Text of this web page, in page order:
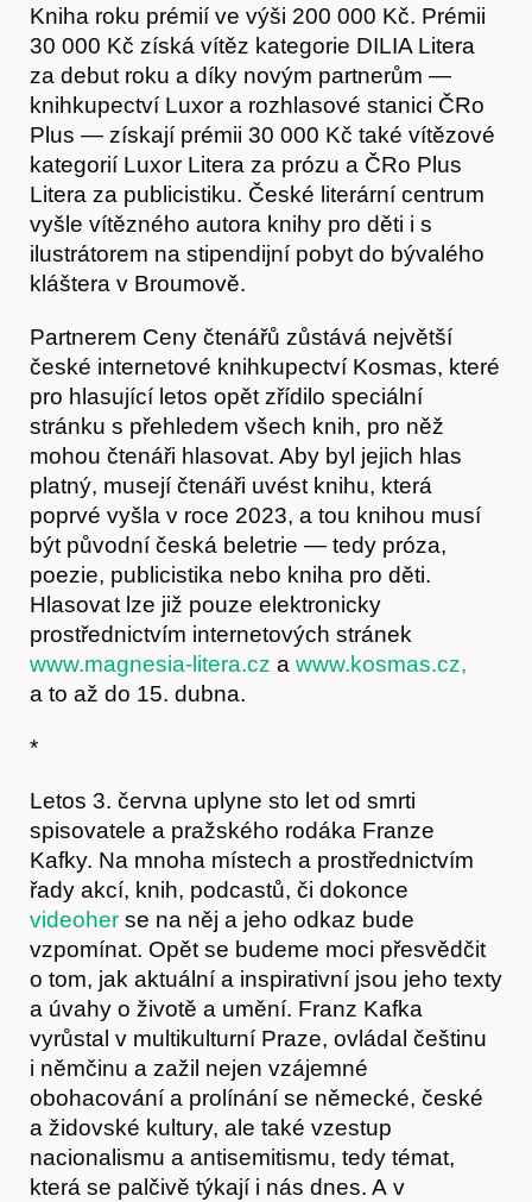
Akce
Kniha roku prémií ve výši 200 000 Kč. Prémii
30 000 Kč získá vítěz kategorie DILIA Litera
za debut roku a díky novým partnerům —
knihkupectví Luxor a rozhlasové stanici ČRo
Plus — získají prémii 30 000 Kč také vítězové
kategorií Luxor Litera za prózu a ČRo Plus
Litera za publicistiku. České literární centrum
vyšle vítězného autora knihy pro děti i s
ilustrátorem na stipendijní pobyt do bývalého
kláštera v Broumově.
Partnerem Ceny čtenářů zůstává největší
české internetové knihkupectví Kosmas, které
pro hlasující letos opět zřídilo speciální
stránku s přehledem všech knih, pro něž
mohou čtenáři hlasovat. Aby byl jejich hlas
platný, musejí čtenáři uvést knihu, která
poprvé vyšla v roce 2023, a tou knihou musí
být původní česká beletrie — tedy próza,
poezie, publicistika nebo kniha pro děti.
Hlasovat lze již pouze elektronicky
prostřednictvím internetových stránek
www.magnesia-litera.cz a www.kosmas.cz,
a to až do 15. dubna.
*
Letos 3. června uplyne sto let od smrti
spisovatele a pražského rodáka Franze
Kafky. Na mnoha místech a prostřednictvím
řady akcí, knih, podcastů, či dokonce
videoher se na něj a jeho odkaz bude
vzpomínat. Opět se budeme moci přesvědčit
o tom, jak aktuální a inspirativní jsou jeho texty
a úvahy o životě a umění. Franz Kafka
vyrůstal v multikulturní Praze, ovládal češtinu
i němčinu a zažil nejen vzájemné
obohacování a prolínání se německé, české
a židovské kultury, ale také vzestup
nacionalismu a antisemitismu, tedy témat,
která se palčivě týkají i nás dnes. A v